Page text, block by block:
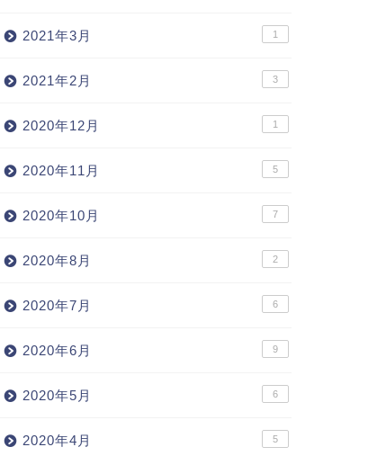
2021年3月 1
2021年2月 3
2020年12月 1
2020年11月 5
2020年10月 7
2020年8月 2
2020年7月 6
2020年6月 9
2020年5月 6
2020年4月 5